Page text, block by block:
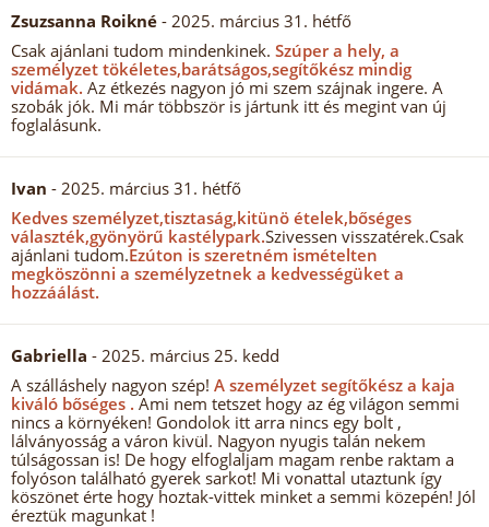
Zsuzsanna Roikné - 2025. március 31. hétfő
Csak ajánlani tudom mindenkinek. Szúper a hely, a
személyzet tökéletes,barátságos,segítőkész mindig
vidámak. Az étkezés nagyon jó mi szem szájnak ingere. A
szobák jók. Mi már többször is jártunk itt és megint van új
foglalásunk.
Ivan - 2025. március 31. hétfő
Kedves személyzet,tisztaság,kitünö ételek,bőséges
választék,gyönyörű kastélypark.Szivessen visszatérek.Csak
ajánlani tudom.Ezúton is szeretném ismételten
megköszönni a személyzetnek a kedvességüket a
hozzáálást.
Gabriella - 2025. március 25. kedd
A szálláshely nagyon szép! A személyzet segítőkész a kaja
kiváló bőséges . Ami nem tetszet hogy az ég világon semmi
nincs a környéken! Gondolok itt arra nincs egy bolt ,
lálványosság a váron kivül. Nagyon nyugis talán nekem
túlságossan is! De hogy elfoglaljam magam renbe raktam a
folyóson található gyerek sarkot! Mi vonattal utaztunk így
köszönet érte hogy hoztak-vittek minket a semmi közepén! Jól
éreztük magunkat !